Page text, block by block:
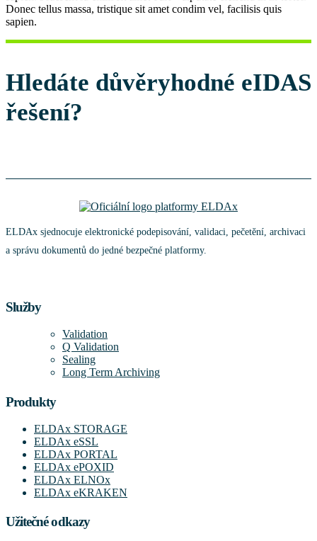
Donec tellus massa, tristique sit amet condim vel, facilisis quis
sapien.
Hledáte důvěryhodné eIDAS
řešení?
ELDAx sjednocuje elektronické podepisování, validaci, pečetění, archivaci
a správu dokumentů do jedné bezpečné platformy.
Služby
Validation
Q Validation
Sealing
Long Term Archiving
Produkty
ELDAx STORAGE
ELDAx eSSL
ELDAx PORTAL
ELDAx ePOXID
ELDAx ELNOx
ELDAx eKRAKEN
Užitečné odkazy